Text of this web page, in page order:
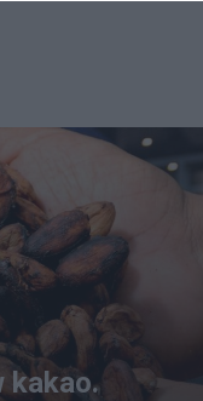
kakao.